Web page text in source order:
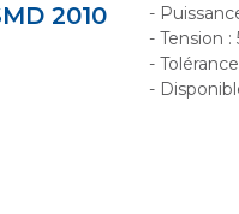
2010
-
- Tension :
-
-